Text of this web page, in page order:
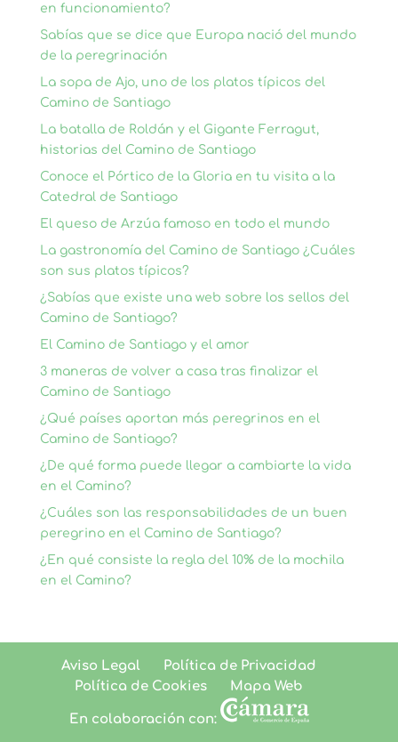
en funcionamiento?
Sabías que se dice que Europa nació del mundo
de la peregrinación
La sopa de Ajo, uno de los platos típicos del
Camino de Santiago
La batalla de Roldán y el Gigante Ferragut,
historias del Camino de Santiago
Conoce el Pórtico de la Gloria en tu visita a la
Catedral de Santiago
El queso de Arzúa famoso en todo el mundo
La gastronomía del Camino de Santiago ¿Cuáles
son sus platos típicos?
¿Sabías que existe una web sobre los sellos del
Camino de Santiago?
El Camino de Santiago y el amor
3 maneras de volver a casa tras finalizar el
Camino de Santiago
¿Qué países aportan más peregrinos en el
Camino de Santiago?
¿De qué forma puede llegar a cambiarte la vida
en el Camino?
¿Cuáles son las responsabilidades de un buen
peregrino en el Camino de Santiago?
¿En qué consiste la regla del 10% de la mochila
en el Camino?
Aviso Legal
Política de Privacidad
Política de Cookies
Mapa Web
En colaboración con: